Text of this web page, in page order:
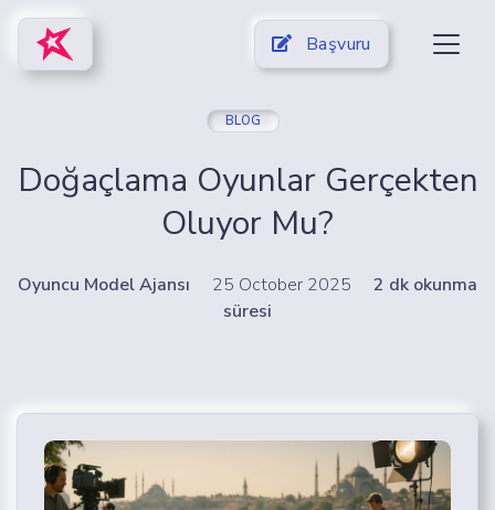
Başvuru
BLOG
Doğaçlama Oyunlar Gerçekten
Oluyor Mu?
Oyuncu Model Ajansı 25 October 2025
2 dk okunma
süresi